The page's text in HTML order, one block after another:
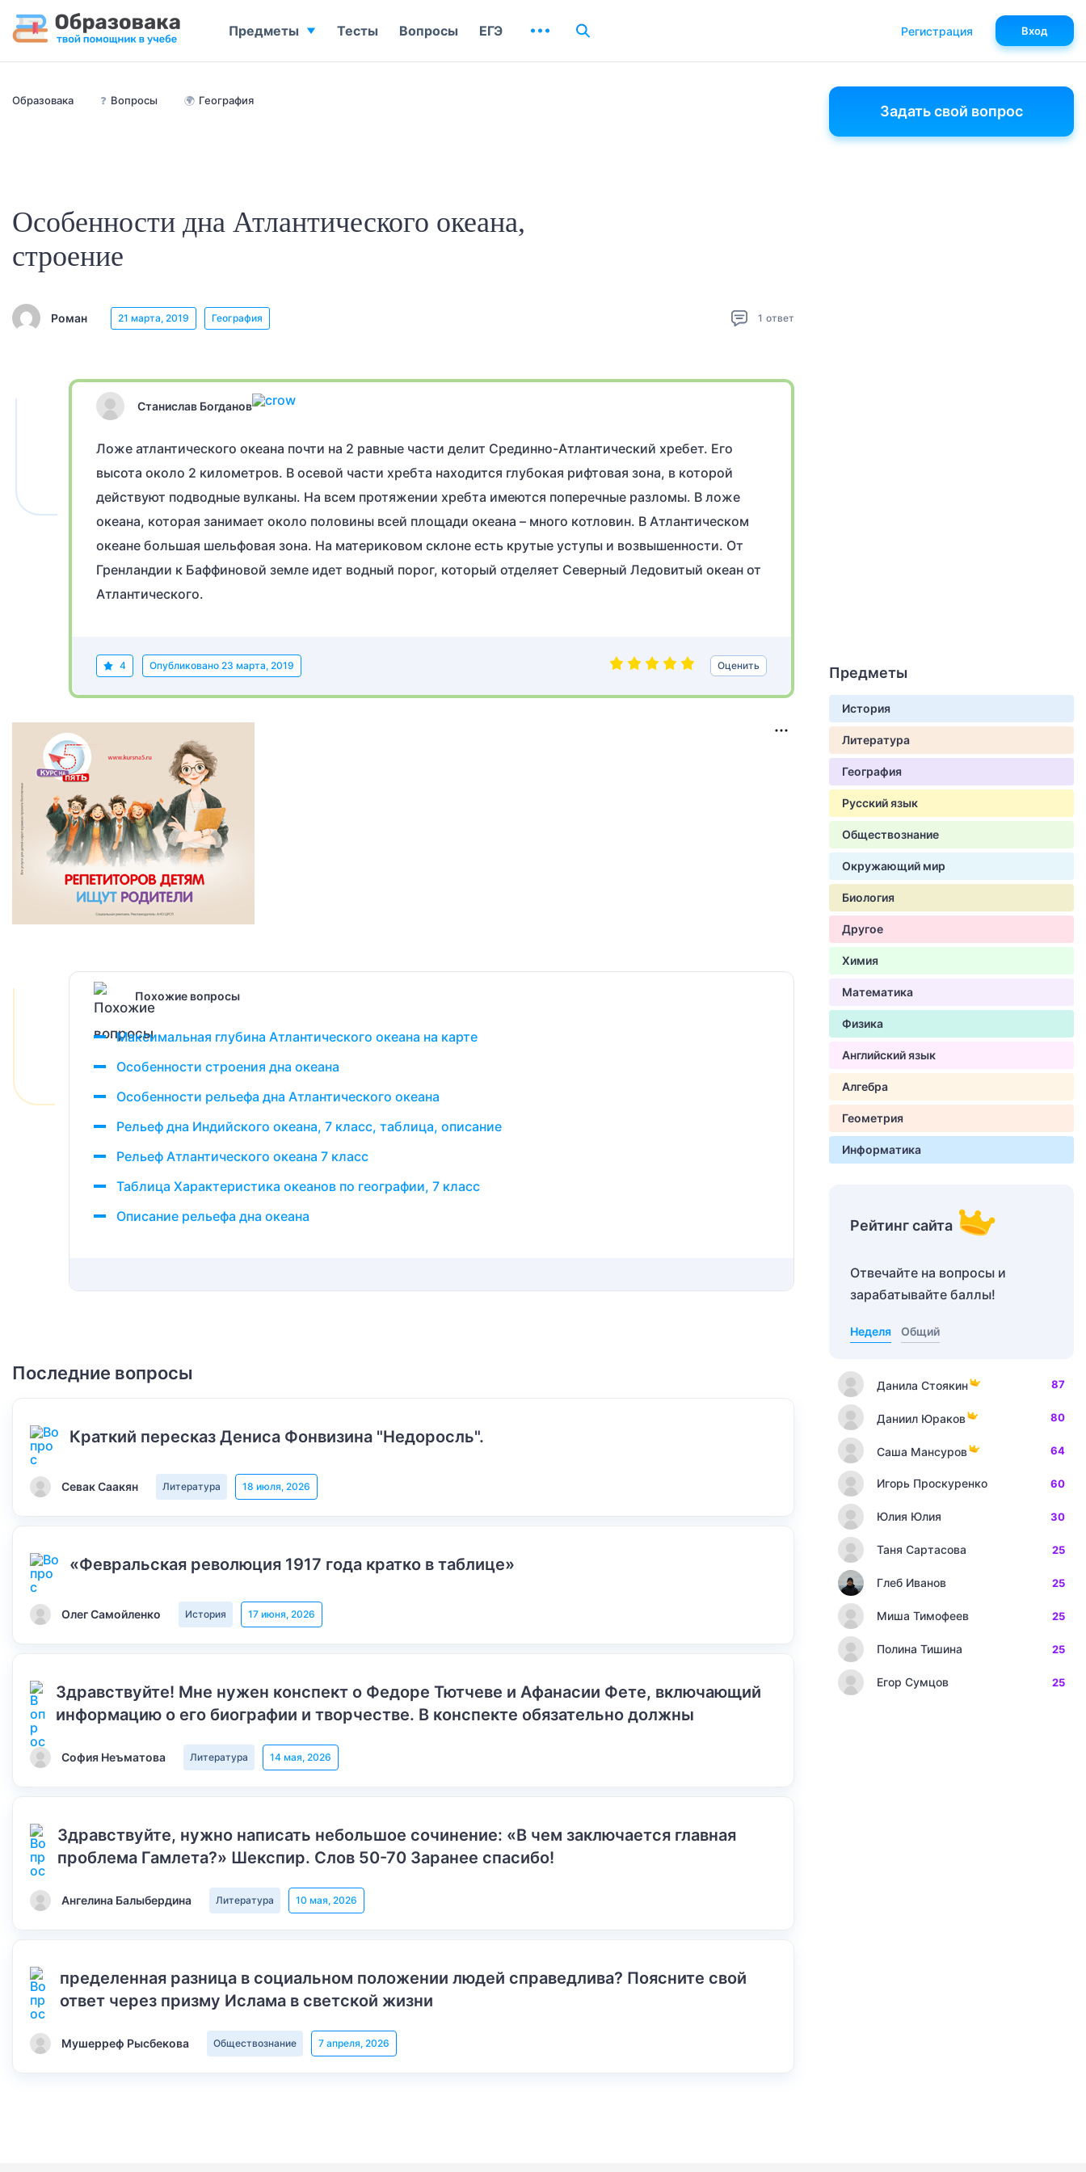
Образовака ❓ Вопросы 🌍 География
Особенности дна Атлантического океана,
строение
Роман 21 марта, 2019 География 1 ответ
Станислав Богданов
Ложе атлантического океана почти на 2 равные части делит Срединно-Атлантический хребет. Его
высота около 2 километров. В осевой части хребта находится глубокая рифтовая зона, в которой
действуют подводные вулканы. На всем протяжении хребта имеются поперечные разломы. В ложе
океана, которая занимает около половины всей площади океана – много котловин. В Атлантическом
океане большая шельфовая зона. На материковом склоне есть крутые уступы и возвышенности. От
Гренландии к Баффиновой земле идет водный порог, который отделяет Северный Ледовитый океан от
Атлантического.
4 Опубликовано 23 марта, 2019 Оценить
Похожие вопросы
Максимальная глубина Атлантического океана на карте
Особенности строения дна океана
Особенности рельефа дна Атлантического океана
Рельеф дна Индийского океана, 7 класс, таблица, описание
Рельеф Атлантического океана 7 класс
Таблица Характеристика океанов по географии, 7 класс
Описание рельефа дна океана
Последние вопросы
Краткий пересказ Дениса Фонвизина "Недоросль".
Севак Саакян Литература 18 июля, 2026
«Февральская революция 1917 года кратко в таблице»
Олег Самойленко История 17 июня, 2026
Здравствуйте! Мне нужен конспект о Федоре Тютчеве и Афанасии Фете, включающий
информацию о его биографии и творчестве. В конспекте обязательно должны
София Неъматова Литература 14 мая, 2026
Здравствуйте, нужно написать небольшое сочинение: «В чем заключается главная
проблема Гамлета?» Шекспир. Слов 50-70 Заранее спасибо!
Ангелина Балыбердина Литература 10 мая, 2026
пределенная разница в социальном положении людей справедлива? Поясните свой
ответ через призму Ислама в светской жизни
Мушерреф Рысбекова Обществознание 7 апреля, 2026
Задать свой вопрос
Предметы
История
Литература
География
Русский язык
Обществознание
Окружающий мир
Биология
Другое
Химия
Математика
Физика
Английский язык
Алгебра
Геометрия
Информатика
Рейтинг сайта
Отвечайте на вопросы и
зарабатывайте баллы!
Неделя Общий
Данила Стоякин 87
Даниил Юраков 80
Саша Мансуров 64
Игорь Проскуренко 60
Юлия Юлия 30
Таня Сартасова 25
Глеб Иванов 25
Миша Тимофеев 25
Полина Тишина 25
Егор Сумцов 25
Предметы Тесты Вопросы ЕГЭ Регистрация Вход